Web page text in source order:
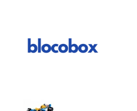
BlocoBox